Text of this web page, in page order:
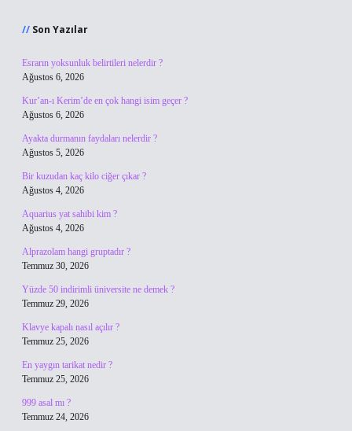
Son Yazılar
Esrarın yoksunluk belirtileri nelerdir ?
Ağustos 6, 2026
Kur’an-ı Kerim’de en çok hangi isim geçer ?
Ağustos 6, 2026
Ayakta durmanın faydaları nelerdir ?
Ağustos 5, 2026
Bir kuzudan kaç kilo ciğer çıkar ?
Ağustos 4, 2026
Aquarius yat sahibi kim ?
Ağustos 4, 2026
Alprazolam hangi gruptadır ?
Temmuz 30, 2026
Yüzde 50 indirimli üniversite ne demek ?
Temmuz 29, 2026
Klavye kapalı nasıl açılır ?
Temmuz 25, 2026
En yaygın tarikat nedir ?
Temmuz 25, 2026
999 asal mı ?
Temmuz 24, 2026